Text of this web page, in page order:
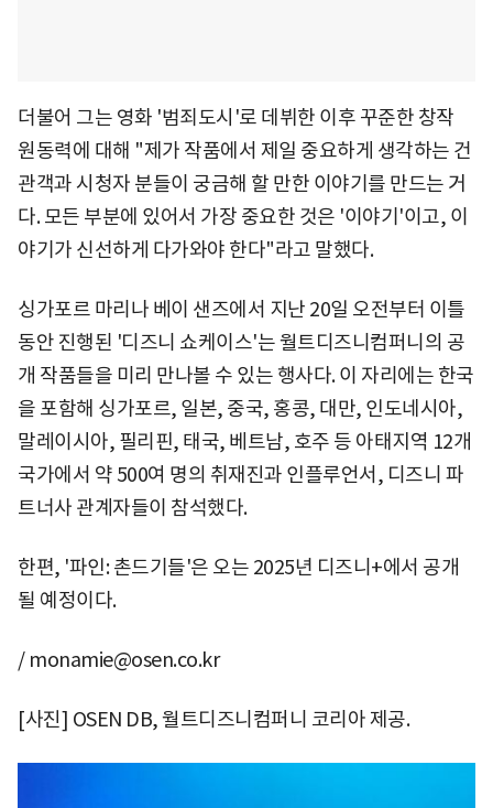
더불어 그는 영화 '범죄도시'로 데뷔한 이후 꾸준한 창작
원동력에 대해 "제가 작품에서 제일 중요하게 생각하는 건
관객과 시청자 분들이 궁금해 할 만한 이야기를 만드는 거
다. 모든 부분에 있어서 가장 중요한 것은 '이야기'이고, 이
야기가 신선하게 다가와야 한다"라고 말했다.
싱가포르 마리나 베이 샌즈에서 지난 20일 오전부터 이틀
동안 진행된 '디즈니 쇼케이스'는 월트디즈니컴퍼니의 공
개 작품들을 미리 만나볼 수 있는 행사다. 이 자리에는 한국
을 포함해 싱가포르, 일본, 중국, 홍콩, 대만, 인도네시아,
말레이시아, 필리핀, 태국, 베트남, 호주 등 아태지역 12개
국가에서 약 500여 명의 취재진과 인플루언서, 디즈니 파
트너사 관계자들이 참석했다.
한편, '파인: 촌드기들'은 오는 2025년 디즈니+에서 공개
될 예정이다.
/ monamie@osen.co.kr
[사진] OSEN DB, 월트디즈니컴퍼니 코리아 제공.